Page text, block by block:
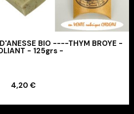
BIO ----THYM BROYE -
- 125grs -
4,20 €
au panier